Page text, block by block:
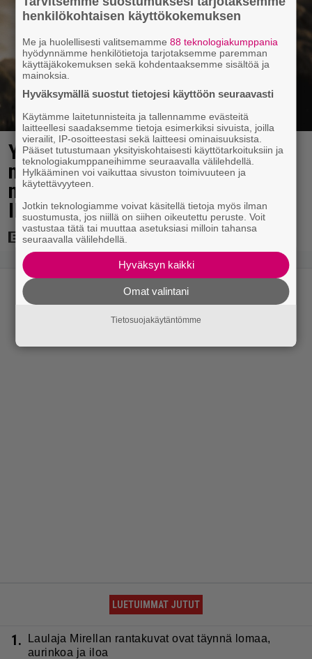
Yöllä tv:ssä: Sotaelokuvan
näyttelijät kasvattivat lihakset
nopeasti erikoisella kikalla –
IMDb-arvosana on 7,6
LUETUIMMAT JUTUT
1.
Laulaja Mirellan rantakuvat ovat täynnä lomaa,
aurinkoa ja iloa
henkilökohtaisen käyttökokemuksen
Me ja huolellisesti valitsemamme88 teknologiakumppania
hyödynnämme henkilötietoja tarjotaksemme paremman
käyttäjäkokemuksen sekä kohdentaaksemme sisältöä ja
mainoksia.
Hyväksymällä suostut tietojesi käyttöön seuraavasti
Käytämme laitetunnisteita ja tallennamme evästeitä
laitteellesi saadaksemme tietoja esimerkiksi sivuista, joilla
vierailit, IP-osoitteestasi sekä laitteesi ominaisuuksista.
Pääset tutustumaan yksityiskohtaisesti käyttötarkoituksiin ja
teknologiakumppaneihimme seuraavalla välilehdellä.
Hylkääminen voi vaikuttaa sivuston toimivuuteen ja
käytettävyyteen.
Jotkin teknologiamme voivat käsitellä tietoja myös ilman
suostumusta, jos niillä on siihen oikeutettu peruste. Voit
vastustaa tätä tai muuttaa asetuksiasi milloin tahansa
seuraavalla välilehdellä.
Hyväksyn kaikki
Omat valintani
Tietosuojakäytäntömme